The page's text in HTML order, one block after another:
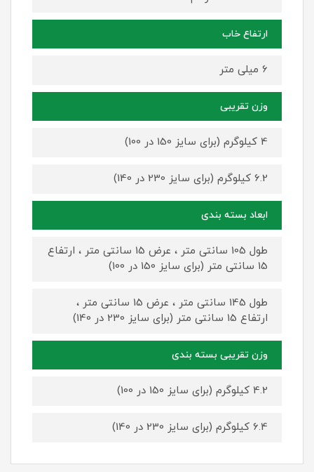
ارتفاع خاب
6 میلی متر
وزن تقریبی
4 کیلوگرم (برای سایز 150 در 100)
6.2 کیلوگرم (برای سایز 230 در 140)
ابعاد بسته بندی
طول 105 سانتی متر ، عرض 15 سانتی متر ، ارتفاع
15 سانتی متر (برای سایز 150 در 100)
طول 145 سانتی متر ، عرض 15 سانتی متر ،
ارتفاع 15 سانتی متر (برای سایز 230 در 140)
وزن تقریبی بسته بندی
4.2 کیلوگرم (برای سایز 150 در 100)
6.4 کیلوگرم (برای سایز 230 در 140)